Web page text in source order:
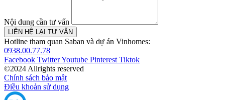
Nội dung cần tư vấn
LIÊN HỆ LẠI TƯ VẤN
Hotline tham quan Saban và dự án Vinhomes:
0938.00.77.78
Facebook TwitterYoutube Pinterest Tiktok
©2024 Allrights reserved
Chính sách bảo mật
Điều khoản sử dụng